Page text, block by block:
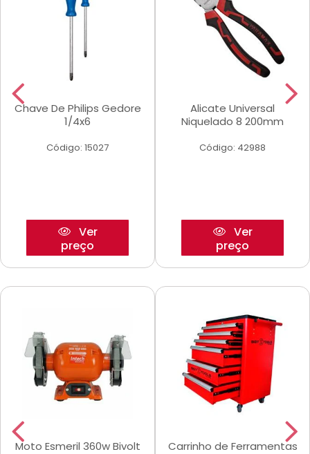
Chave De Philips Gedore
1/4x6
Código: 15027
Ver
preço
Alicate Universal
Niquelado 8 200mm
Código: 42988
Ver
preço
Moto Esmeril 360w Bivolt
Carrinho de Ferramentas